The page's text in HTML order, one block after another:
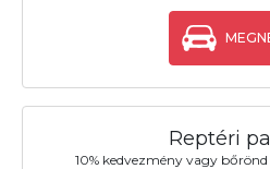
Reptéri
10% kedvezmény vagy